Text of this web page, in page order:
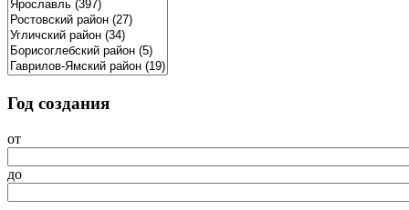
Год создания
от
до